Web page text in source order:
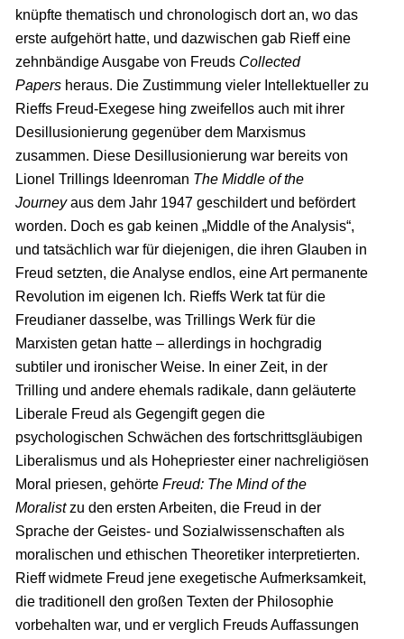
knüpfte thematisch und chronologisch dort an, wo das
erste aufgehört hatte, und dazwischen gab Rieff eine
zehnbändige Ausgabe von Freuds Collected
Papersheraus. Die Zustimmung vieler Intellektueller zu
Rieffs Freud-Exegese hing zweifellos auch mit ihrer
Desillusionierung gegenüber dem Marxismus
zusammen. Diese Desillusionierung war bereits von
Lionel Trillings Ideenroman The Middle of the
Journeyaus dem Jahr 1947 geschildert und befördert
worden. Doch es gab keinen „Middle of the Analysis“,
und tatsächlich war für diejenigen, die ihren Glauben in
Freud setzten, die Analyse endlos, eine Art permanente
Revolution im eigenen Ich. Rieffs Werk tat für die
Freudianer dasselbe, was Trillings Werk für die
Marxisten getan hatte – allerdings in hochgradig
subtiler und ironischer Weise. In einer Zeit, in der
Trilling und andere ehemals radikale, dann geläuterte
Liberale Freud als Gegengift gegen die
psychologischen Schwächen des fortschrittsgläubigen
Liberalismus und als Hohepriester einer nachreligiösen
Moral priesen, gehörte Freud: The Mind of the
Moralistzu den ersten Arbeiten, die Freud in der
Sprache der Geistes- und Sozialwissenschaften als
moralischen und ethischen Theoretiker interpretierten.
Rieff widmete Freud jene exegetische Aufmerksamkeit,
die traditionell den großen Texten der Philosophie
vorbehalten war, und er verglich Freuds Auffassungen